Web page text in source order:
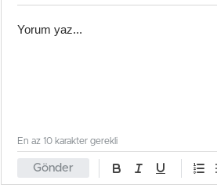
Gönder
En az 10 karakter gerekli